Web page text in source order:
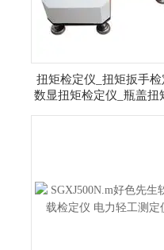
扭矩检定仪_扭矩扳手检
数显扭矩检定仪_瓶盖扭